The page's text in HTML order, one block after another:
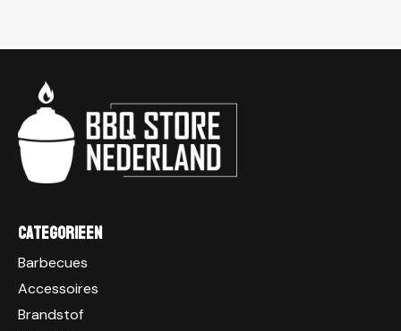
Categorieen
Barbecues
Accessoires
Brandstof